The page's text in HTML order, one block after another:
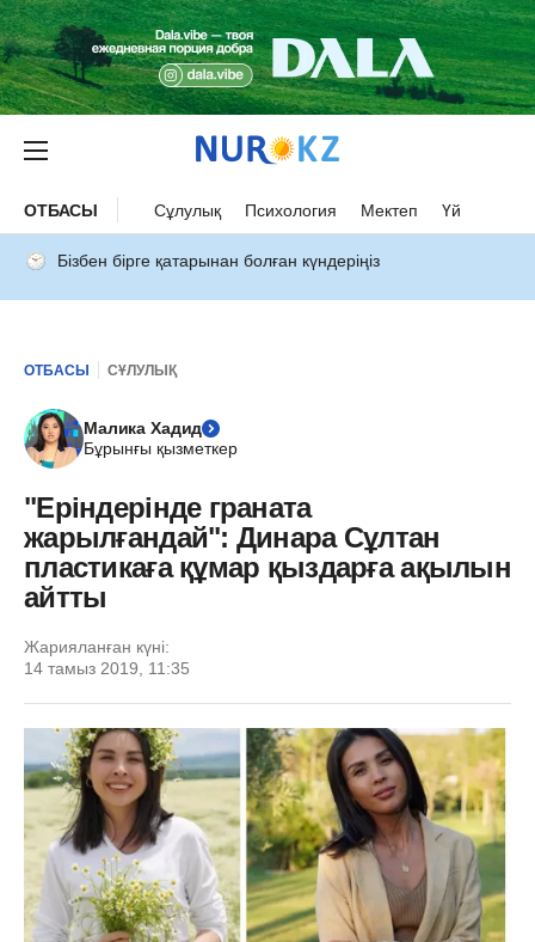
ОТБАСЫ Сұлулық Психология Мектеп Үй
Бізбен бірге қатарынан болған күндеріңіз
ОТБАСЫ СҰЛУЛЫҚ
Малика Хадид
Бұрынғы қызметкер
"Еріндерінде граната
жарылғандай": Динара Сұлтан
пластикаға құмар қыздарға ақылын
айтты
Жарияланған күні:
14 тамыз 2019, 11:35